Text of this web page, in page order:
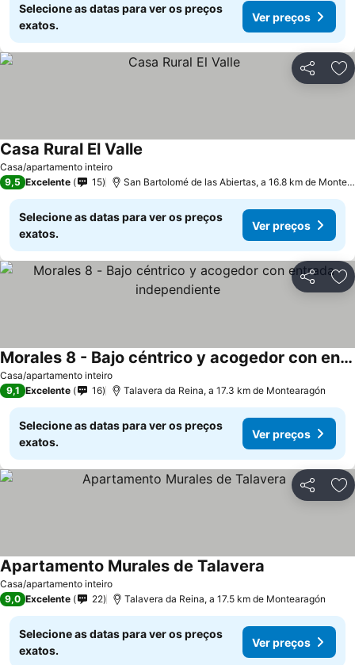
Selecione as datas para ver os preços
exatos.
Ver preços
Partilhar
Casa/apartamento inteiro
Casa Rural El Valle
9,5 Excelente 15 San Bartolomé de las Abiertas, a 16.8 km de Montearagón
Selecione as datas para ver os preços
exatos.
Ver preços
Partilhar
Casa/apartamento inteiro
Morales 8 - Bajo céntrico y acogedor con entrada independiente
9,1 Excelente 16 Talavera da Reina, a 17.3 km de Montearagón
Selecione as datas para ver os preços
exatos.
Ver preços
Partilhar
Casa/apartamento inteiro
Apartamento Murales de Talavera
9,0 Excelente 22 Talavera da Reina, a 17.5 km de Montearagón
Selecione as datas para ver os preços
exatos.
Ver preços